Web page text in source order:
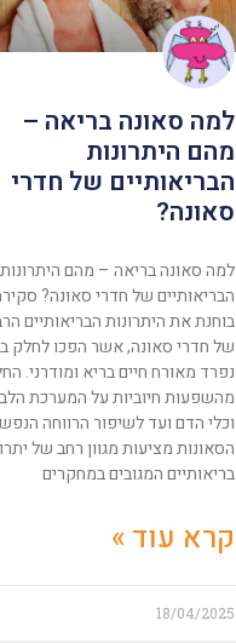
למה סאונה בריאה –
מהם היתרונות
הבריאותיים של חדרי
סאונה?
למה סאונה בריאה – מהם היתרונות
הבריאותיים של חדרי סאונה?
בוחנת את היתרונות הבריאותיים
של חדרי סאונה, אשר הפכו לחלק
נפרד מאורח חיים בריא ומודרני.
מהשפעות חיוביות על המערכת
וכלי הדם ועד לשיפור הרווחה
הסאונות מציעות מגוון רחב של
בריאותיים המגובים במחקרים
קרא עוד »
18/04/2025